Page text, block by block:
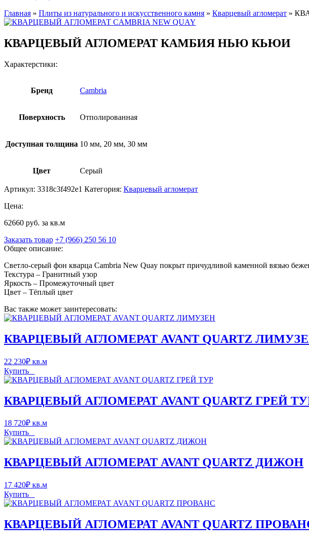
Главная » Плиты из натурального и искусственного камня » Кварцевый агломерат »
КВАРЦЕВЫЙ АГЛОМЕРАТ КАМБИЯ НЬЮ КЬЮИ
Характерстики:
Бренд Cambria
Поверхность Отполированная
Доступная толщина 10 мм, 20 мм, 30 мм
Цвет Серый
Артикул: 3318c3f492e1 Категория: Кварцевый агломерат
Цена:
62660 руб. за кв.м
Заказать товар +7 (966) 250 56 10
Общее описание:
Светло-серый фон кварца Cambria New Quay покрыт причудливой каменной вязью
Текстура – Гранитный узор
Яркость – Промежуточный цвет
Цвет – Тёплый цвет
Вас также может заинтересовать:
КВАРЦЕВЫЙ АГЛОМЕРАТ AVANT QUARTZ
22 230₽ кв.м
Купить
КВАРЦЕВЫЙ АГЛОМЕРАТ AVANT QUARTZ ГРЕЙ
18 720₽ кв.м
Купить
КВАРЦЕВЫЙ АГЛОМЕРАТ AVANT QUARTZ ДИЖОН
17 420₽ кв.м
Купить
КВАРЦЕВЫЙ АГЛОМЕРАТ AVANT QUARTZ